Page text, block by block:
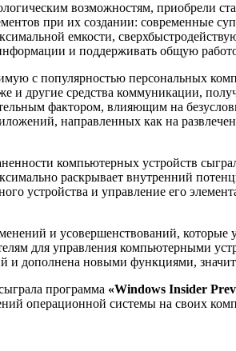
возможностям, приобрели
при их создании: современные
емкости,
и поддерживать общую
с популярностью персональных
и другие средства коммуникации,
фактором, влияющим на
направленных как на
компьютерных устройств
раскрывает внутренний
устройства и управление его
и усовершенствований,
для управления компьютерными
и дополнена новыми функциями,
программа «Windows Insider
операционной системы на своих